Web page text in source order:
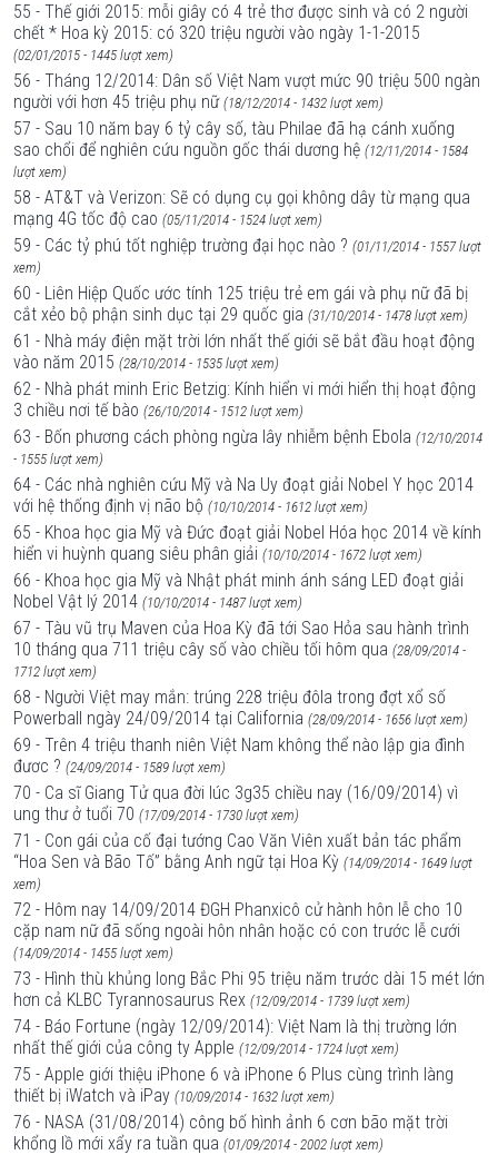
55 - Thế giới 2015: mỗi giây có 4 trẻ thơ được sinh và có 2 người
chết * Hoa kỳ 2015: có 320 triệu người vào ngày 1-1-2015
(02/01/2015 - 1445 lượt xem)
56 - Tháng 12/2014: Dân số Việt Nam vượt mức 90 triệu 500 ngàn
người với hơn 45 triệu phụ nữ (18/12/2014 - 1432 lượt xem)
57 - Sau 10 năm bay 6 tỷ cây số, tàu Philae đã hạ cánh xuống
sao chổi để nghiên cứu nguồn gốc thái dương hệ (12/11/2014 - 1584
lượt xem)
58 - AT&T và Verizon: Sẽ có dụng cụ gọi không dây từ mạng qua
mạng 4G tốc độ cao (05/11/2014 - 1524 lượt xem)
59 - Các tỷ phú tốt nghiệp trường đại học nào ? (01/11/2014 - 1557 lượt
xem)
60 - Liên Hiệp Quốc ước tính 125 triệu trẻ em gái và phụ nữ đã bị
cắt xẻo bộ phận sinh dục tại 29 quốc gia (31/10/2014 - 1478 lượt xem)
61 - Nhà máy điện mặt trời lớn nhất thế giới sẽ bắt đầu hoạt động
vào năm 2015 (28/10/2014 - 1535 lượt xem)
62 - Nhà phát minh Eric Betzig: Kính hiển vi mới hiển thị hoạt động
3 chiều nơi tế bào (26/10/2014 - 1512 lượt xem)
63 - Bốn phương cách phòng ngừa lây nhiễm bệnh Ebola (12/10/2014
- 1555 lượt xem)
64 - Các nhà nghiên cứu Mỹ và Na Uy đoạt giải Nobel Y học 2014
với hệ thống định vị não bộ (10/10/2014 - 1612 lượt xem)
65 - Khoa học gia Mỹ và Đức đoạt giải Nobel Hóa học 2014 về kính
hiển vi huỳnh quang siêu phân giải (10/10/2014 - 1672 lượt xem)
66 - Khoa học gia Mỹ và Nhật phát minh ánh sáng LED đoạt giải
Nobel Vật lý 2014 (10/10/2014 - 1487 lượt xem)
67 - Tàu vũ trụ Maven của Hoa Kỳ đã tới Sao Hỏa sau hành trình
10 tháng qua 711 triệu cây số vào chiều tối hôm qua (28/09/2014 -
1712 lượt xem)
68 - Người Việt may mắn: trúng 228 triệu đôla trong đợt xổ số
Powerball ngày 24/09/2014 tại California (28/09/2014 - 1656 lượt xem)
69 - Trên 4 triệu thanh niên Việt Nam không thể nào lập gia đình
đươc ? (24/09/2014 - 1589 lượt xem)
70 - Ca sĩ Giang Tử qua đời lúc 3g35 chiều nay (16/09/2014) vì
ung thư ở tuổi 70 (17/09/2014 - 1730 lượt xem)
71 - Con gái của cố đại tướng Cao Văn Viên xuất bản tác phẩm
“Hoa Sen và Bão Tố” bằng Anh ngữ tại Hoa Kỳ (14/09/2014 - 1649 lượt
xem)
72 - Hôm nay 14/09/2014 ĐGH Phanxicô cử hành hôn lễ cho 10
cặp nam nữ đã sống ngoài hôn nhân hoặc có con trước lễ cưới
(14/09/2014 - 1455 lượt xem)
73 - Hình thù khủng long Bắc Phi 95 triệu năm trước dài 15 mét lớn
hơn cả KLBC Tyrannosaurus Rex (12/09/2014 - 1739 lượt xem)
74 - Báo Fortune (ngày 12/09/2014): Việt Nam là thị trường lớn
nhất thế giới của công ty Apple (12/09/2014 - 1724 lượt xem)
75 - Apple giới thiệu iPhone 6 và iPhone 6 Plus cùng trình làng
thiết bị iWatch và iPay (10/09/2014 - 1632 lượt xem)
76 - NASA (31/08/2014) công bố hình ảnh 6 cơn bão mặt trời
khổng lồ mới xẩy ra tuần qua (01/09/2014 - 2002 lượt xem)